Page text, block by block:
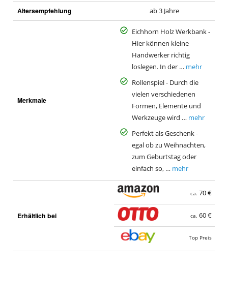
Altersempfehlung ab 3 Jahre
Merkmale
Eichhorn Holz Werkbank -
Hier können kleine
Handwerker richtig
loslegen. In der … mehr
Rollenspiel - Durch die
vielen verschiedenen
Formen, Elemente und
Werkzeuge wird … mehr
Perfekt als Geschenk -
egal ob zu Weihnachten,
zum Geburtstag oder
einfach so, … mehr
Erhältlich bei
ca. 70 €
ca. 60 €
Top Preis